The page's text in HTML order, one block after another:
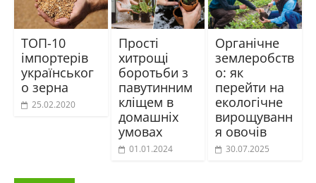
ТОП-10
імпортерів
українськог
о зерна
25.02.2020
Прості
хитрощі
боротьби з
павутинним
кліщем в
домашніх
умовах
01.01.2024
Органічне
землеробств
о: як
перейти на
екологічне
вирощуванн
я овочів
30.07.2025